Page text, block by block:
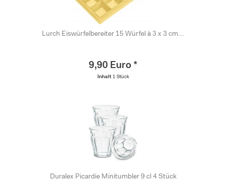
Lurch Eiswürfelbereiter 15 Würfel à 3 x 3 cm...
9,90 Euro *
Inhalt 1 Stück
Duralex Picardie Minitumbler 9 cl 4 Stück